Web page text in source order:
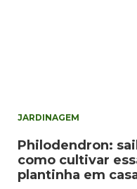
JARDINAGEM
Philodendron:
como cultivar
plantinha em